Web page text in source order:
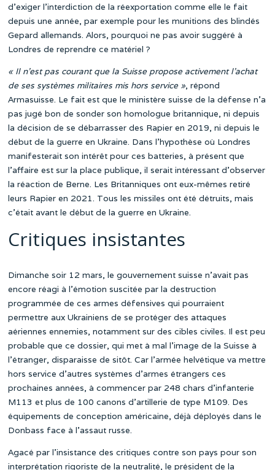
d’exiger l’interdiction de la réexportation comme elle le fait
depuis une année, par exemple pour les munitions des blindés
Gepard allemands. Alors, pourquoi ne pas avoir suggéré à
Londres de reprendre ce matériel ?
« Il n’est pas courant que la Suisse propose activement l’achat
de ses systèmes militaires mis hors service », répond
Armasuisse. Le fait est que le ministère suisse de la défense n’a
pas jugé bon de sonder son homologue britannique, ni depuis
la décision de se débarrasser des Rapier en 2019, ni depuis le
début de la guerre en Ukraine. Dans l’hypothèse où Londres
manifesterait son intérêt pour ces batteries, à présent que
l’affaire est sur la place publique, il serait intéressant d’observer
la réaction de Berne. Les Britanniques ont eux-mêmes retiré
leurs Rapier en 2021. Tous les missiles ont été détruits, mais
c’était avant le début de la guerre en Ukraine.
Critiques insistantes
Dimanche soir 12 mars, le gouvernement suisse n’avait pas
encore réagi à l’émotion suscitée par la destruction
programmée de ces armes défensives qui pourraient
permettre aux Ukrainiens de se protéger des attaques
aériennes ennemies, notamment sur des cibles civiles. Il est peu
probable que ce dossier, qui met à mal l’image de la Suisse à
l’étranger, disparaisse de sitôt. Car l’armée helvétique va mettre
hors service d’autres systèmes d’armes étrangers ces
prochaines années, à commencer par 248 chars d’infanterie
M113 et plus de 100 canons d’artillerie de type M109. Des
équipements de conception américaine, déjà déployés dans le
Donbass face à l’assaut russe.
Agacé par l’insistance des critiques contre son pays pour son
interprétation rigoriste de la neutralité, le président de la